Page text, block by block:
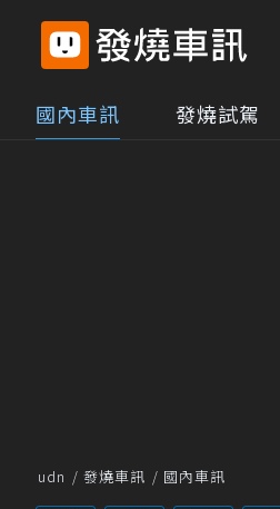
國內車訊 發燒試駕
udn 發燒車訊 國內車訊